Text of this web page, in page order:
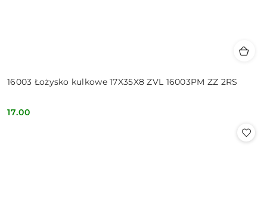
16003 Łożysko kulkowe 17X35X8 ZVL 16003PM ZZ 2RS
Cena:
17.00